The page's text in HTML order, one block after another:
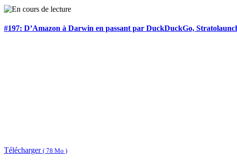
#197: D’Amazon à Darwin en passant par DuckDuckGo,
Télécharger ( 78 Mo )